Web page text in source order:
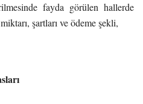
fayda görülen hallerde
şartları ve ödeme şekli,